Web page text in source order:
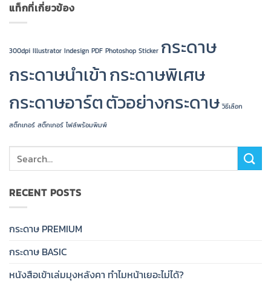
แท็กที่เกี่ยวข้อง
300dpi Illustrator Indesign PDF Photoshop Sticker กระดาษ
กระดาษนำเข้ากระดาษพิเศษ
กระดาษอาร์ตตัวอย่างกระดาษ วิธีเลือก
สติ๊กเกอร์ สติ๊กเกอร์ ไฟล์พร้อมพิมพ์
RECENT POSTS
กระดาษ PREMIUM
กระดาษ BASIC
หนังสือเข้าเล่มมุงหลังคา ทำไมหน้าเยอะไม่ได้?